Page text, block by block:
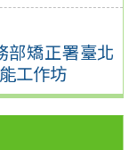
部矯正署臺北
工作坊